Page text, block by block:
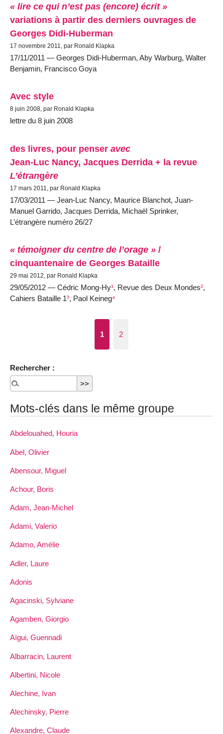
« lire ce qui n’est pas (encore) écrit »
variations à partir des derniers ouvrages de
Georges Didi-Huberman
17 novembre 2011, par Ronald Klapka
17/11/2011 — Georges Didi-Huberman, Aby Warburg, Walter
Benjamin, Francisco Goya
Avec style
8 juin 2008, par Ronald Klapka
lettre du 8 juin 2008
des livres, pour penser avec
Jean-Luc Nancy, Jacques Derrida + la revue
L’étrangère
17 mars 2011, par Ronald Klapka
17/03/2011 — Jean-Luc Nancy, Maurice Blanchot, Juan-
Manuel Garrido, Jacques Derrida, Michaël Sprinker,
L’étrangère numéro 26/27
« témoigner du centre de l’orage » /
cinquantenaire de Georges Bataille
29 mai 2012, par Ronald Klapka
29/05/2012 — Cédric Mong-Hy¹, Revue des Deux Mondes²,
Cahiers Bataille 1³, Paol Keineg⁴
1 2
Rechercher :
Mots-clés dans le même groupe
Abdelouahed, Houria
Abel, Olivier
Abensour, Miguel
Achour, Boris
Adam, Jean-Michel
Adami, Valerio
Adamo, Amélie
Adler, Laure
Adonis
Agacinski, Sylviane
Agamben, Giorgio
Aïgui, Guennadi
Albarracin, Laurent
Albertini, Nicole
Alechine, Ivan
Alechinsky, Pierre
Alexandre, Claude